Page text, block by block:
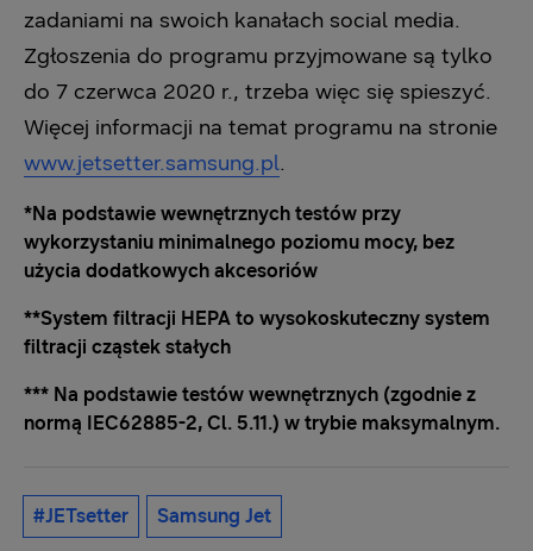
zadaniami na swoich kanałach social media.
Zgłoszenia do programu przyjmowane są tylko
do 7 czerwca 2020 r., trzeba więc się spieszyć.
Więcej informacji na temat programu na stronie
www.jetsetter.samsung.pl.
*Na podstawie wewnętrznych testów przy
wykorzystaniu minimalnego poziomu mocy, bez
użycia dodatkowych akcesoriów
**System filtracji HEPA to wysokoskuteczny system
filtracji cząstek stałych
*** Na podstawie testów wewnętrznych (zgodnie z
normą IEC62885-2, Cl. 5.11.) w trybie maksymalnym.
#JETsetter Samsung Jet